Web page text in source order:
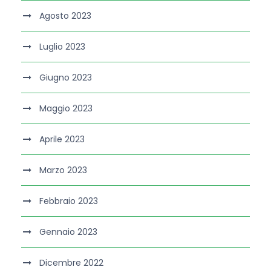
Agosto 2023
Luglio 2023
Giugno 2023
Maggio 2023
Aprile 2023
Marzo 2023
Febbraio 2023
Gennaio 2023
Dicembre 2022